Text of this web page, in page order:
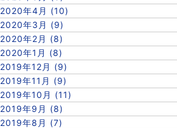
2020年4月 (10)
2020年3月 (9)
2020年2月 (8)
2020年1月 (8)
2019年12月 (9)
2019年11月 (9)
2019年10月 (11)
2019年9月 (8)
2019年8月 (7)